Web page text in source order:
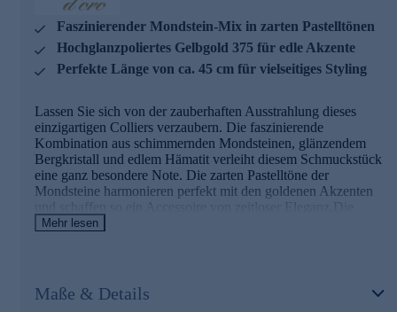
Abendkleid oder zur lässigen Bluse - dieses vielseitige
Collier von Sogni d'oro verleiht jedem Outfit einen Hauch
Faszinierender Mondstein-Mix in zarten Pastelltönen
Hochglanzpoliertes Gelbgold 375 für edle Akzente
Perfekte Länge von ca. 45 cm für vielseitiges Styling
Lassen Sie sich von der zauberhaften Ausstrahlung dieses
einzigartigen Colliers verzaubern. Die faszinierende
Kombination aus schimmernden Mondsteinen, glänzendem
Bergkristall und edlem Hämatit verleiht diesem Schmuckstück
eine ganz besondere Note. Die zarten Pastelltöne der
Mondsteine harmonieren perfekt mit den goldenen Akzenten
und schaffen so ein Accessoire von zeitloser Eleganz.Die
sorgfältig ausgewählten Edelsteine sind kunstvoll auf einem
und die kleinen Hämatit-Kugeln bilden eine harmonische
Einheit, die durch drei ovale Elemente aus hochglanzpoliertem
Mehr lesen
Maße & Details